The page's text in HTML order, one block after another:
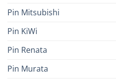
Pin Mitsubishi
Pin KiWi
Pin Renata
Pin Murata